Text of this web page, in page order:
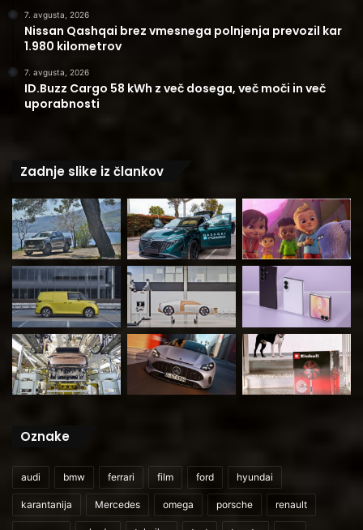
7. avgusta, 2026
Nissan Qashqai brez vmesnega polnjenja prevozil kar
1.980 kilometrov
7. avgusta, 2026
ID.Buzz Cargo 58 kWh z več dosega, več moči in več
uporabnosti
Zadnje slike iz člankov
Oznake
audi bmw ferrari film ford hyundai
karantanija Mercedes omega porsche renault